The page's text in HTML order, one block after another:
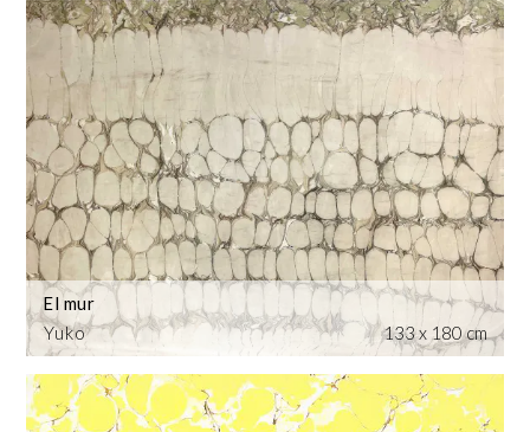
Yuko
El mur
133 x 180 cm